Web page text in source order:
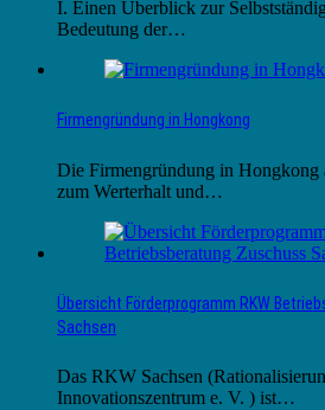
I. Einen Überblick zur
Bedeutung der…
Firmengründung in Hongkong
Die Firmengründung in Hongkong
zum Werterhalt und…
Übersicht Förderprogramm RKW
Sachsen
Das RKW Sachsen
Innovationszentrum e. V. ) ist…